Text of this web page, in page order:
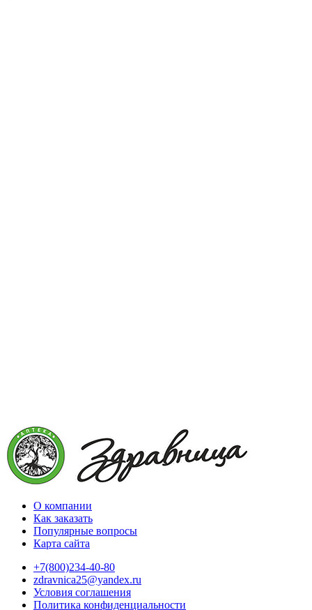
О компании
Как заказать
Популярные вопросы
Карта сайта
+7(800)234-40-80
zdravnica25@yandex.ru
Условия соглашения
Политика конфиденциальности